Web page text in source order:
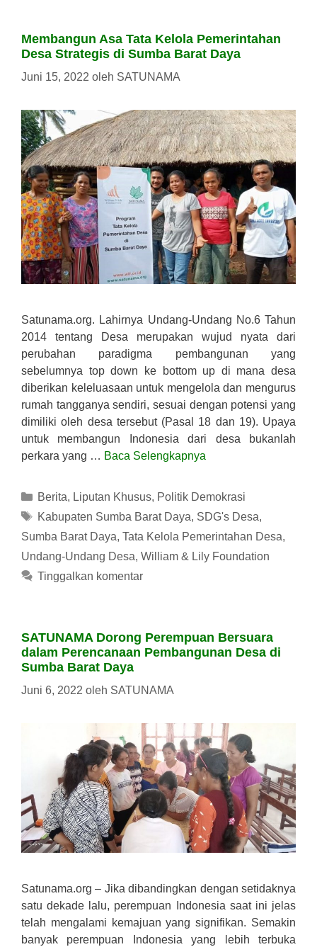
Membangun Asa Tata Kelola Pemerintahan
Desa Strategis di Sumba Barat Daya
Juni 15, 2022 oleh SATUNAMA
Satunama.org. Lahirnya Undang-Undang No.6 Tahun
2014 tentang Desa merupakan wujud nyata dari
perubahan paradigma pembangunan yang
sebelumnya top down ke bottom up di mana desa
diberikan keleluasaan untuk mengelola dan mengurus
rumah tangganya sendiri, sesuai dengan potensi yang
dimiliki oleh desa tersebut (Pasal 18 dan 19). Upaya
untuk membangun Indonesia dari desa bukanlah
perkara yang … Baca Selengkapnya
Kategori
Berita, Liputan Khusus, Politik Demokrasi
Tag
Kabupaten Sumba Barat Daya, SDG's Desa,
Sumba Barat Daya, Tata Kelola Pemerintahan Desa,
Undang-Undang Desa, William & Lily Foundation
Tinggalkan komentar
SATUNAMA Dorong Perempuan Bersuara
dalam Perencanaan Pembangunan Desa di
Sumba Barat Daya
Juni 6, 2022 oleh SATUNAMA
Satunama.org – Jika dibandingkan dengan setidaknya
satu dekade lalu, perempuan Indonesia saat ini jelas
telah mengalami kemajuan yang signifikan. Semakin
banyak perempuan Indonesia yang lebih terbuka